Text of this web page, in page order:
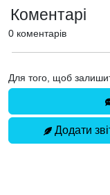
Коментарі
0 коментарів
Для того, щоб
Додати